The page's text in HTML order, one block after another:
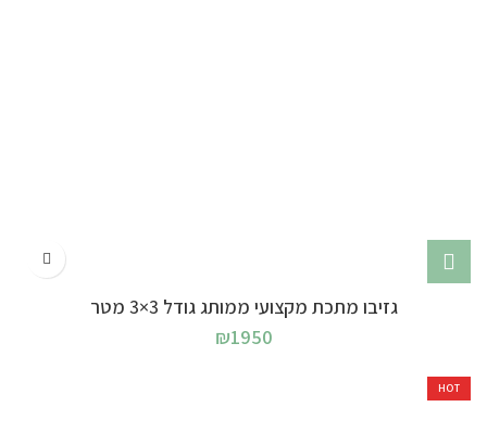
גזיבו מתכת מקצועי ממותג גודל 3×3 מטר
₪1950
HOT